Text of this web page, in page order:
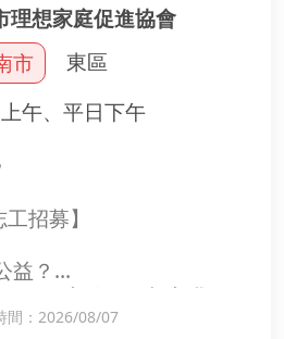
理想家庭促進協會
市
東區
午、平日下午
招募】
益？
、細心的你，加入我們
間：2026/08/07